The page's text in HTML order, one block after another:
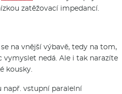
zatěžovací impedancí.
na vnější výbavě, tedy na tom,
vymyslet nedá. Ale i tak narazíte
kousky.
vstupní paralelní